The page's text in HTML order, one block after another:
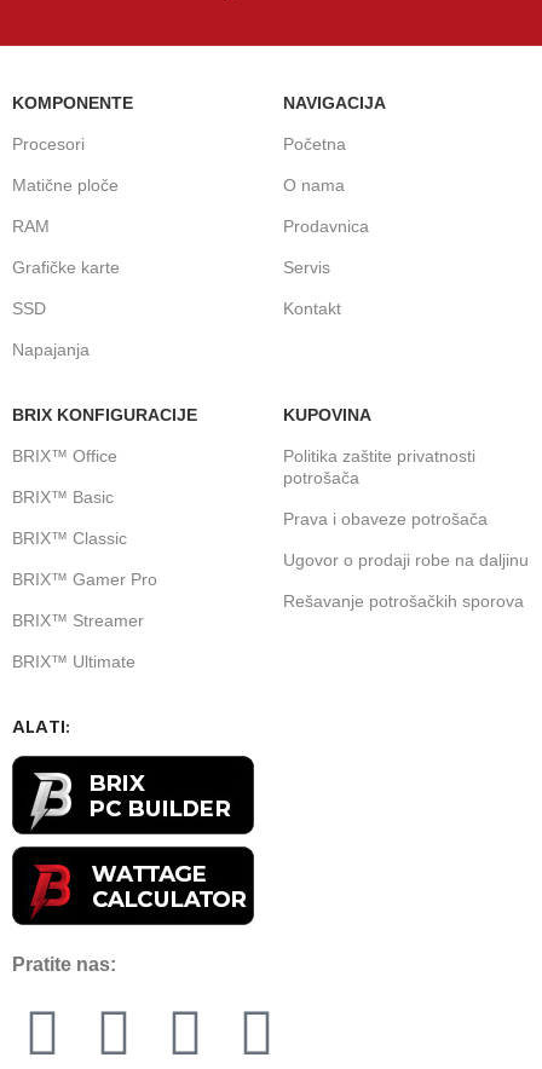
KOMPONENTE
Procesori
Matične ploče
RAM
Grafičke karte
SSD
Napajanja
NAVIGACIJA
Početna
O nama
Prodavnica
Servis
Kontakt
BRIX KONFIGURACIJE
BRIX™ Office
BRIX™ Basic
BRIX™ Classic
BRIX™ Gamer Pro
BRIX™ Streamer
BRIX™ Ultimate
KUPOVINA
Politika zaštite privatnosti
potrošača
Prava i obaveze potrošača
Ugovor o prodaji robe na daljinu
Rešavanje potrošačkih sporova
ALATI:
Pratite nas: